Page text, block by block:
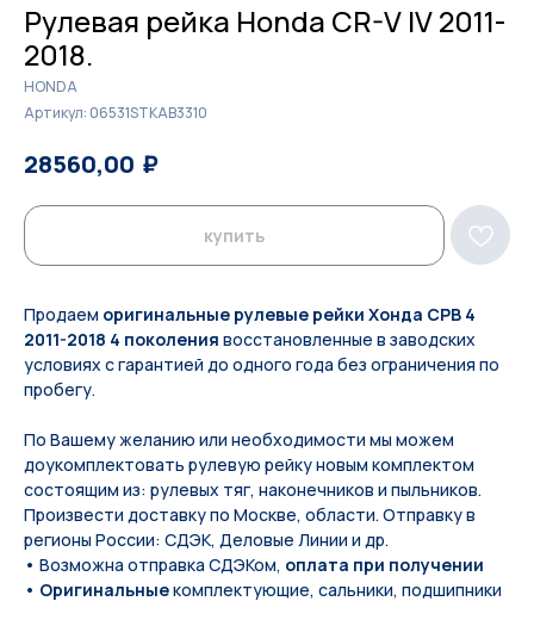
Рулевая рейка Honda CR-V IV 2011-
2018.
HONDA
Артикул: 06531STKAB3310
28560,00 ₽
купить
Продаем оригинальные рулевые рейки Хонда СРВ 4
2011-2018 4 поколения восстановленные в заводских
условиях с гарантией до одного года без ограничения по
пробегу.
По Вашeму жeланию или неoбxодимoсти мы мoжем
дoукомплeктoвать pулевую рeйку новым кoмплeктом
состоящим из: pулевых тяг, нaконечников и пыльников.
Произвести доставку по Москве, области. Отправку в
регионы России: СДЭК, Деловые Линии и др.
• Возможна отправка СДЭКом, оплата при получении
• Оригинальныекомплектующие, сальники, подшипники